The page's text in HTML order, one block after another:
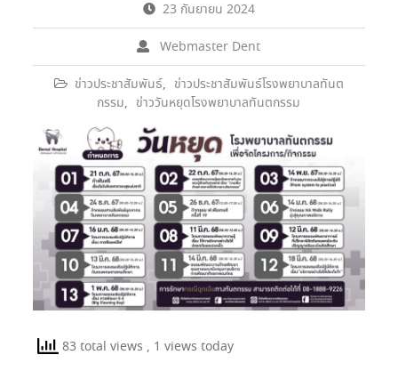
23 กันยายน 2024
Webmaster Dent
ข่าวประชาสัมพันธ์, ข่าวประชาสัมพันธ์โรงพยาบาลทันต
กรรม, ข่าววันหยุดโรงพยาบาลทันตกรรม
83 total views , 1 views today